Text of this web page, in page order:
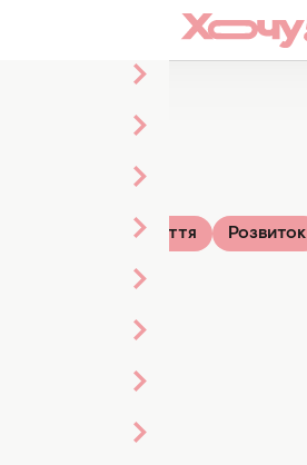
Стиль життя Розвиток